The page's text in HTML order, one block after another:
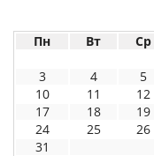
Пн Вт Ср
3
4 5
10
11 12
17
18 19
24
25 26
31